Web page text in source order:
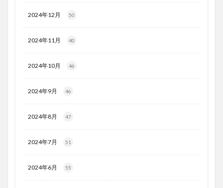
2024年12月 50
2024年11月 40
2024年10月 46
2024年9月 46
2024年8月 47
2024年7月 51
2024年6月 55